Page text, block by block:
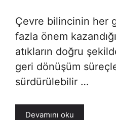
Çevre bilincinin her
fazla önem
atıkların doğru
geri dönüşüm
sürdürülebilir …
Devamını oku